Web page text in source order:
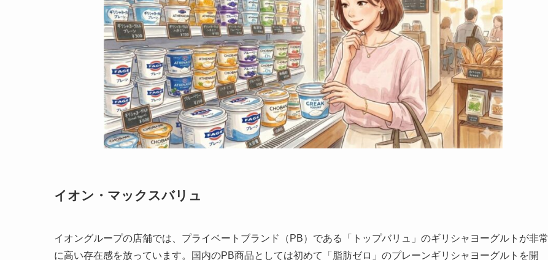
イオン・マックスバリュ
イオングループの店舗では、プライベートブランド（PB）である「トップバリュ」のギリシャヨーグルトが非常
に高い存在感を放っています。国内のPB商品としては初めて「脂肪ゼロ」のプレーンギリシャヨーグルトを開